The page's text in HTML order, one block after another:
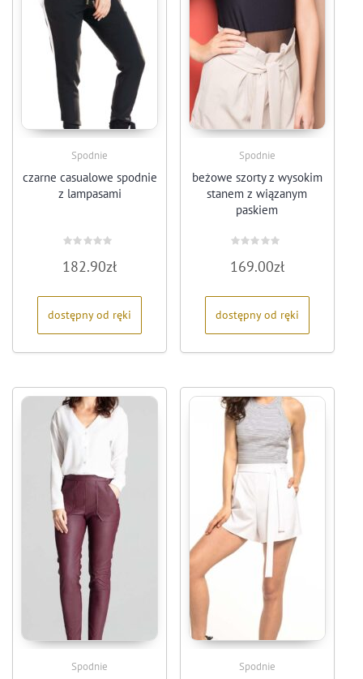
Spodnie
czarne casualowe spodnie
z lampasami
0
na
182.90zł
dostępny od ręki
Spodnie
beżowe szorty z wysokim
stanem z wiązanym
paskiem
0
na
169.00zł
dostępny od ręki
Spodnie Spodnie